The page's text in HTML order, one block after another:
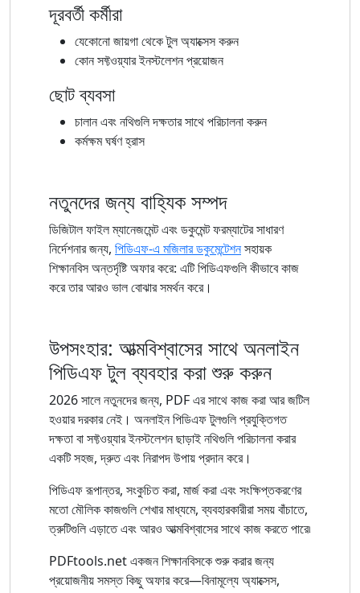
দূরবর্তী কর্মীরা
যেকোনো জায়গা থেকে টুল অ্যাক্সেস করুন
কোন সফ্টওয়্যার ইনস্টলেশন প্রয়োজন
ছোট ব্যবসা
চালান এবং নথিগুলি দক্ষতার সাথে পরিচালনা করুন
কর্মক্ষম ঘর্ষণ হ্রাস
নতুনদের জন্য বাহ্যিক সম্পদ
ডিজিটাল ফাইল ম্যানেজমেন্ট এবং ডকুমেন্ট ফরম্যাটের সাধারণ
নির্দেশনার জন্য, পিডিএফ-এ মজিলার ডকুমেন্টেশনসহায়ক
শিক্ষানবিস অন্তর্দৃষ্টি অফার করে: এটি পিডিএফগুলি কীভাবে কাজ
করে তার আরও ভাল বোঝার সমর্থন করে।
উপসংহার: আত্মবিশ্বাসের সাথে অনলাইন
পিডিএফ টুল ব্যবহার করা শুরু করুন
2026 সালে নতুনদের জন্য, PDF এর সাথে কাজ করা আর জটিল
হওয়ার দরকার নেই। অনলাইন পিডিএফ টুলগুলি প্রযুক্তিগত
দক্ষতা বা সফ্টওয়্যার ইনস্টলেশন ছাড়াই নথিগুলি পরিচালনা করার
একটি সহজ, দ্রুত এবং নিরাপদ উপায় প্রদান করে।
পিডিএফ রূপান্তর, সংকুচিত করা, মার্জ করা এবং সংক্ষিপ্তকরণের
মতো মৌলিক কাজগুলি শেখার মাধ্যমে, ব্যবহারকারীরা সময় বাঁচাতে,
ত্রুটিগুলি এড়াতে এবং আরও আত্মবিশ্বাসের সাথে কাজ করতে পারে৷
PDFtools.net একজন শিক্ষানবিসকে শুরু করার জন্য
প্রয়োজনীয় সমস্ত কিছু অফার করে—বিনামূল্যে অ্যাক্সেস,